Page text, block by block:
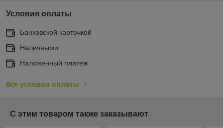
Условия оплаты
Банковской карточкой
Наличными
Наложенный платеж
Все условия оплаты
С этим товаром также заказывают